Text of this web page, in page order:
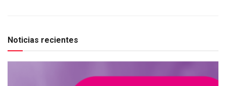
Noticias recientes